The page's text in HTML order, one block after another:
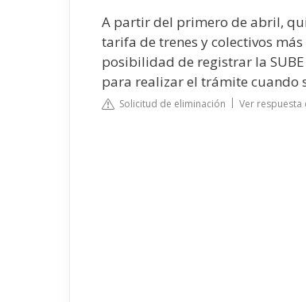
A partir del primero de abril,
tarifa de trenes y colectivos
posibilidad de registrar la
para realizar el trámite cuando
Solicitud de eliminación Ver